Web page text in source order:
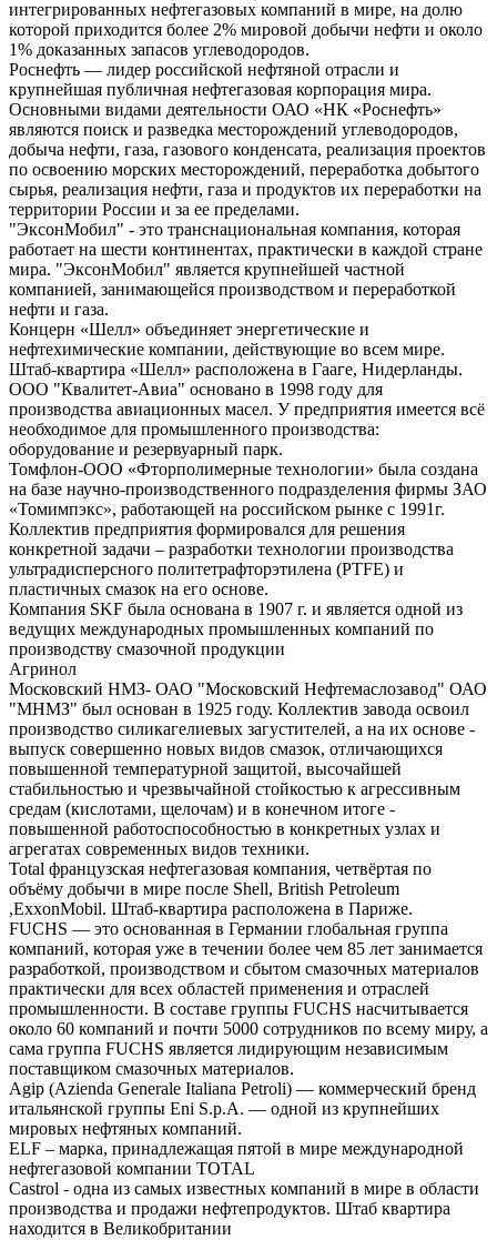
интегрированных нефтегазовых компаний в мире, на долю
которой приходится более 2% мировой добычи нефти и около
1% доказанных запасов углеводородов.
Роснефть — лидер российской нефтяной отрасли и
крупнейшая публичная нефтегазовая корпорация мира.
Основными видами деятельности ОАО «НК «Роснефть»
являются поиск и разведка месторождений углеводородов,
добыча нефти, газа, газового конденсата, реализация проектов
по освоению морских месторождений, переработка добытого
сырья, реализация нефти, газа и продуктов их переработки на
территории России и за ее пределами.
"ЭксонМобил" - это транснациональная компания, которая
работает на шести континентах, практически в каждой стране
мира. "ЭксонМобил" является крупнейшей частной
компанией, занимающейся производством и переработкой
нефти и газа.
Концерн «Шелл» объединяет энергетические и
нефтехимические компании, действующие во всем мире.
Штаб-квартира «Шелл» расположена в Гааге, Нидерланды.
ООО "Квалитет-Авиа" основано в 1998 году для
производства авиационных масел. У предприятия имеется всё
необходимое для промышленного производства:
оборудование и резервуарный парк.
Томфлон-ООО «Фторполимерные технологии» была создана
на базе научно-производственного подразделения фирмы ЗАО
«Томимпэкс», работающей на российском рынке с 1991г.
Коллектив предприятия формировался для решения
конкретной задачи – разработки технологии производства
ультрадисперсного политетрафторэтилена (PTFE) и
пластичных смазок на его основе.
Компания SKF была основана в 1907 г. и является одной из
ведущих международных промышленных компаний по
производству смазочной продукции
Агринол
Московский НМЗ- ОАО "Московский Нефтемаслозавод" ОАО
"МНМЗ" был основан в 1925 году. Коллектив завода освоил
производство силикагелиевых загустителей, а на их основе -
выпуск совершенно новых видов смазок, отличающихся
повышенной температурной защитой, высочайшей
стабильностью и чрезвычайной стойкостью к агрессивным
средам (кислотами, щелочам) и в конечном итоге -
повышенной работоспособностью в конкретных узлах и
агрегатах современных видов техники.
Total французская нефтегазовая компания, четвёртая по
объёму добычи в мире после Shell, British Petroleum
,ExxonMobil. Штаб-квартира расположена в Париже.
FUCHS — это основанная в Германии глобальная группа
компаний, которая уже в течении более чем 85 лет занимается
разработкой, производством и сбытом смазочных материалов
практически для всех областей применения и отраслей
промышленности. В составе группы FUCHS насчитывается
около 60 компаний и почти 5000 сотрудников по всему миру, а
сама группа FUCHS является лидирующим независимым
поставщиком смазочных материалов.
Agip (Azienda Generale Italiana Petroli) — коммерческий бренд
итальянской группы Eni S.p.A. — одной из крупнейших
мировых нефтяных компаний.
ELF – марка, принадлежащая пятой в мире международной
нефтегазовой компании TOTAL
Castrol - одна из самых известных компаний в мире в области
производства и продажи нефтепродуктов. Штаб квартира
находится в Великобритании